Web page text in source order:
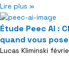
Lire plus »
Étude Peec AI :
quand vous
Lucas Kliminski